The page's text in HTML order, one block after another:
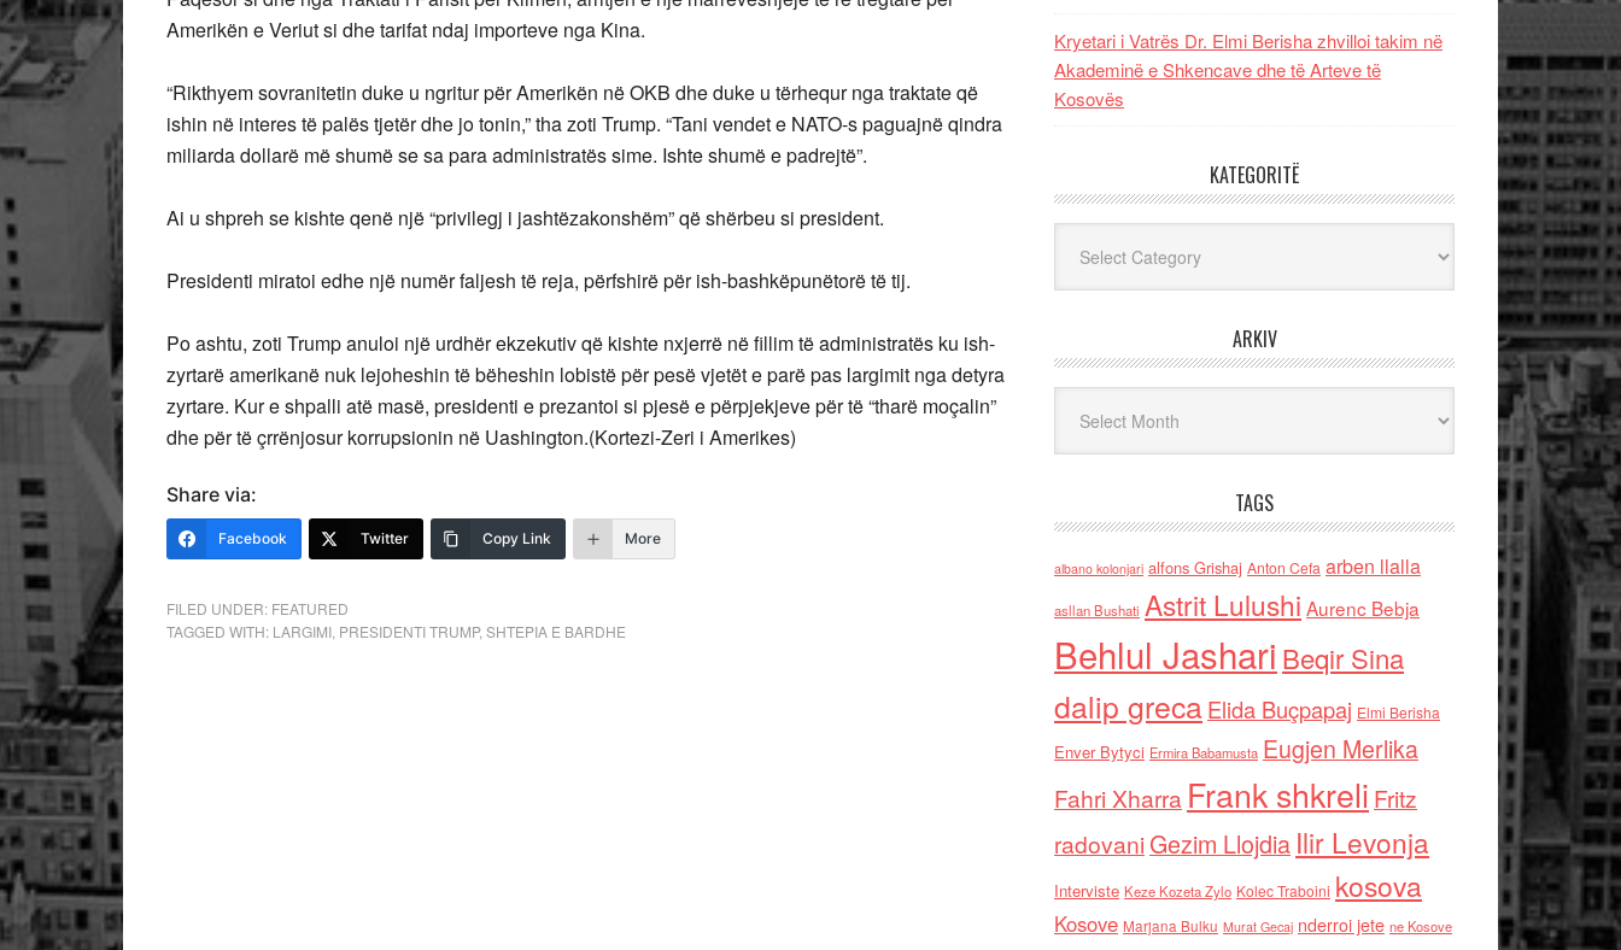
Amerikën e Veriut si dhe tarifat ndaj importeve nga Kina.
“Rikthyem sovranitetin duke u ngritur për Amerikën në OKB dhe duke u tërhequr nga traktate që
ishin në interes të palës tjetër dhe jo tonin,” tha zoti Trump. “Tani vendet e NATO-s paguajnë qindra
miliarda dollarë më shumë se sa para administratës sime. Ishte shumë e padrejtë”.
Ai u shpreh se kishte qenë një “privilegj i jashtëzakonshëm” që shërbeu si president.
Presidenti miratoi edhe një numër faljesh të reja, përfshirë për ish-bashkëpunëtorë të tij.
Po ashtu, zoti Trump anuloi një urdhër ekzekutiv që kishte nxjerrë në fillim të administratës ku ish-
zyrtarë amerikanë nuk lejoheshin të bëheshin lobistë për pesë vjetët e parë pas largimit nga detyra
zyrtare. Kur e shpalli atë masë, presidenti e prezantoi si pjesë e përpjekjeve për të “tharë moçalin”
dhe për të çrrënjosur korrupsionin në Uashington.(Kortezi-Zeri i Amerikes)
Share via:
Facebook Twitter Copy Link More
FILED UNDER: FEATURED
TAGGED WITH: LARGIMI, PRESIDENTI TRUMP,SHTEPIA E BARDHE
Kryetari i Vatrës Dr. Elmi Berisha zhvilloi takim në
Akademinë e Shkencave dhe të Arteve të
Kosovës
KATEGORITË
ARKIV
TAGS
albano kolonjari alfons Grishaj Anton Cefa arben llalla
asllan Bushati Astrit Lulushi Aurenc Bebja
Behlul Jashari Beqir Sina
dalip grecaElida Buçpapaj Elmi Berisha
Enver Bytyci Ermira Babamusta Eugjen Merlika
Fahri Xharra Frank shkreli Fritz
radovaniGezim Llojdia Ilir Levonja
Interviste Keze Kozeta Zylo Kolec Traboini kosova
Kosove Marjana Bulku Murat Gecaj nderroi jete ne Kosove